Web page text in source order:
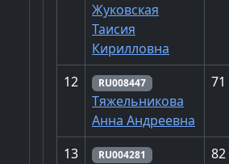
Жуковская
Таисия
Кирилловна
12 RU008447
Тяжельникова
Анна Андреевна
71
13 RU004281 82